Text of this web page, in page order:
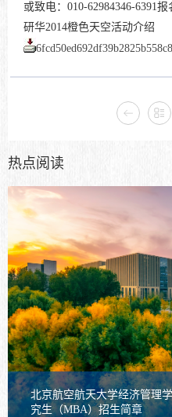
或致电：010-62984346-6391报
研华2014橙色天空活动介绍
热点阅读
北京航空航天大学经济管理
究生（MBA）招生简章